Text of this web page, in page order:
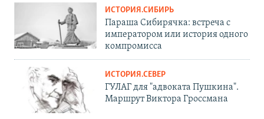
ИСТОРИЯ.СИБИРЬ
Параша Сибирячка: встреча с
императором или история одного
компромисса
ИСТОРИЯ.СЕВЕР
ГУЛАГ для "адвоката Пушкина".
Маршрут Виктора Гроссмана